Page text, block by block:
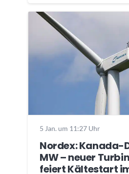
5 Jan. um 11:27 Uhr
Nordex: Kanada-
MW – neuer
feiert Kältestart